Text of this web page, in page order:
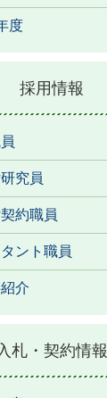
度
採用情報
究員
約職員
ント職員
介
札・契約情報